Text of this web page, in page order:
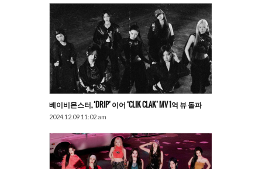
베이비몬스터, ‘DRIP’ 이어 ‘CLIK CLAK’ MV 1억 뷰 돌파
2024.12.09 11:02 am